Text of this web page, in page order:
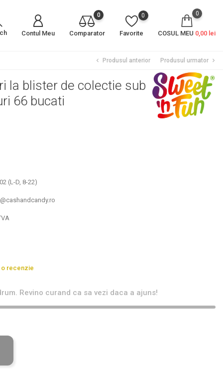
Contul Meu
0
Comparator
0
Favorite
0
COSUL MEU 0,00 lei
chevron_left Produsul anterior Produsul urmator chevron_right
la blister de colectie sub
66 bucati
(L-D, 8-22)
recenzie
Revino curand ca sa vezi daca a ajuns!